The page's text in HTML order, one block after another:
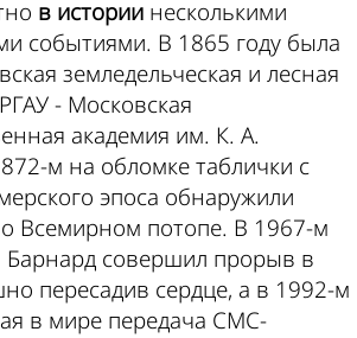
в истории несколькими
событиями. В 1865 году была
земледельческая и лесная
- Московская
академия им. К. А.
м на обломке таблички с
эпоса обнаружили
Всемирном потопе. В 1967-м
Барнард совершил прорыв в
пересадив сердце, а в 1992-м
в мире передача СМС-